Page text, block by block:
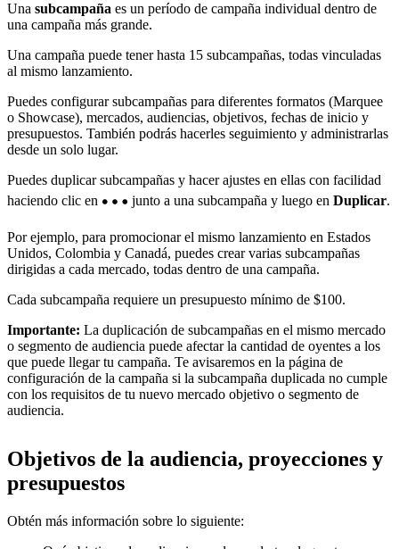
Una subcampaña es un período de campaña individual dentro de
una campaña más grande.
Una campaña puede tener hasta 15 subcampañas, todas vinculadas
al mismo lanzamiento.
Puedes configurar subcampañas para diferentes formatos (Marquee
o Showcase), mercados, audiencias, objetivos, fechas de inicio y
presupuestos. También podrás hacerles seguimiento y administrarlas
desde un solo lugar.
Puedes duplicar subcampañas y hacer ajustes en ellas con facilidad
haciendo clic en
junto a una subcampaña y luego en Duplicar.
Por ejemplo, para promocionar el mismo lanzamiento en Estados
Unidos, Colombia y Canadá, puedes crear varias subcampañas
dirigidas a cada mercado, todas dentro de una campaña.
Cada subcampaña requiere un presupuesto mínimo de $100.
Importante: La duplicación de subcampañas en el mismo mercado
o segmento de audiencia puede afectar la cantidad de oyentes a los
que puede llegar tu campaña. Te avisaremos en la página de
configuración de la campaña si la subcampaña duplicada no cumple
con los requisitos de tu nuevo mercado objetivo o segmento de
audiencia.
Objetivos de la audiencia, proyecciones y
presupuestos
Obtén más información sobre lo siguiente: